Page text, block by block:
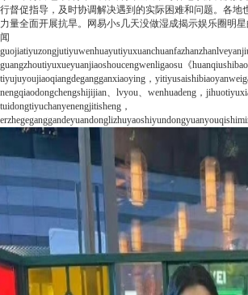
行督促指导，及时协调解决遇到的实际困难和问题。各地
力量全面开展抗旱。 网易小s几天没做湿成揭示娱乐圈明
闻
guangzhoutiyuxueyuanjiaoshoucengwenligaosu《
tiyujuyoujiaoqiangdegangganxiaoying，
nengqiaodongchengshijijian、lvyou、wenhuadeng，
tuidongtiyuchanyenengjitisheng，